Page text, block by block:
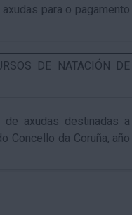
para o pagamento
DE NATACIÓN DE
de axudas destinadas a
Concello da Coruña, año